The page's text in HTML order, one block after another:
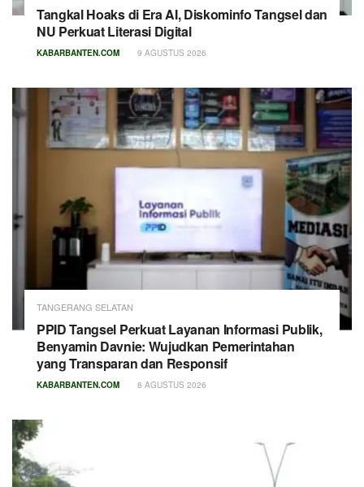
Tangkal Hoaks di Era AI, Diskominfo Tangsel dan
NU Perkuat Literasi Digital
KABARBANTEN.COM 9 AGUSTUS 2026
TANGERANG SELATAN
PPID Tangsel Perkuat Layanan Informasi Publik,
Benyamin Davnie: Wujudkan Pemerintahan
yang Transparan dan Responsif
KABARBANTEN.COM 8 AGUSTUS 2026